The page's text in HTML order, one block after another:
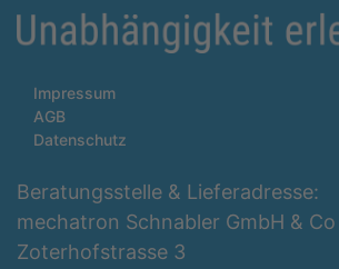
Impressum
AGB
Datenschutz
Beratungsstelle & Lieferadresse:
mechatron Schnabler GmbH & Co
Zoterhofstrasse 3